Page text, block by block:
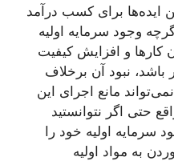
ایده‌ها برای کسب درآمد
وجود سرمایه اولیه
کارها و افزایش کیفیت
نبود آن برخلاف
مانع اجرای این
حتی اگر نتوانستید
سرمایه اولیه خود را
به مواد اولیه